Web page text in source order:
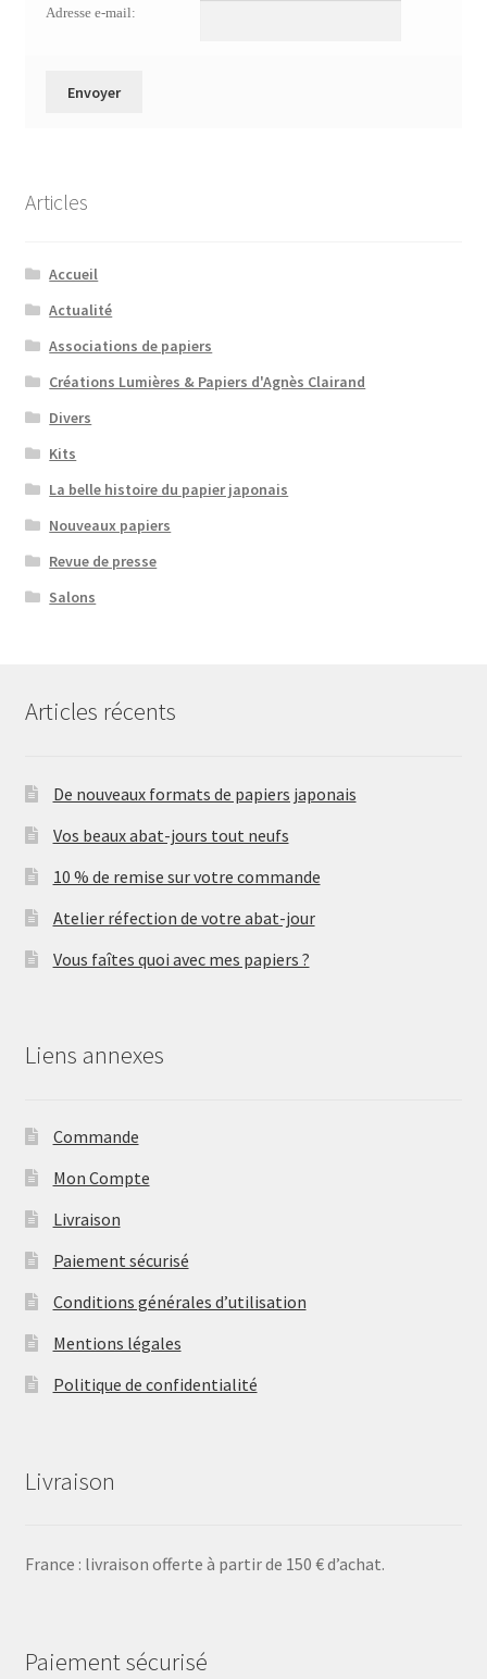
Adresse e-mail:
Articles
Accueil
Actualité
Associations de papiers
Créations Lumières & Papiers d'Agnès Clairand
Divers
Kits
La belle histoire du papier japonais
Nouveaux papiers
Revue de presse
Salons
Articles récents
De nouveaux formats de papiers japonais
Vos beaux abat-jours tout neufs
10 % de remise sur votre commande
Atelier réfection de votre abat-jour
Vous faîtes quoi avec mes papiers ?
Liens annexes
Commande
Mon Compte
Livraison
Paiement sécurisé
Conditions générales d’utilisation
Mentions légales
Politique de confidentialité
Livraison
France : livraison offerte à partir de 150 € d’achat.
Paiement sécurisé